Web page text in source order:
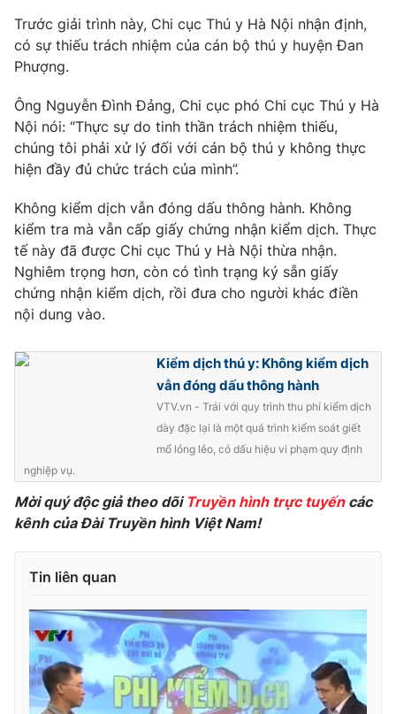
Khán giả
Giải sao mai
Sao
Du lịch
Làm đẹp
Chất lượng cuộc sống
Giáo dục
Tuyển sinh
Học trực tuyến
Công nghệ
Hitech Công nghệ tương lai
Sản phẩm
Thị trường
Tư vấn
Giao lưu trực tuyến
Lịch phát sóng
Chuyên mục khác
Emagazine Podcast
Photo Infographic
Shorts video
VTV Thể thao
VTV Sức khoẻ Bất động sản
VTV9 VTV8
Liên hệ tòa soạn English
Trước giải trình này, Chi cục Thú y Hà Nội nhận định,
có sự thiếu trách nhiệm của cán bộ thú y huyện Đan
Phượng.
Ông Nguyễn Đình Đảng, Chi cục phó Chi cục Thú y Hà
Nội nói: “Thực sự do tinh thần trách nhiệm thiếu,
chúng tôi phải xử lý đối với cán bộ thú y không thực
hiện đầy đủ chức trách của mình”.
Không kiểm dịch vẫn đóng dấu thông hành. Không
kiểm tra mà vẫn cấp giấy chứng nhận kiểm dịch. Thực
tế này đã được Chi cục Thú y Hà Nội thừa nhận.
Nghiêm trọng hơn, còn có tình trạng ký sẵn giấy
chứng nhận kiểm dịch, rồi đưa cho người khác điền
nội dung vào.
Kiểm dịch thú y: Không kiểm dịch
vẫn đóng dấu thông hành
VTV.vn - Trái với quy trình thu phí kiểm dịch
dày đặc lại là một quá trình kiểm soát giết
mổ lỏng lẻo, có dấu hiệu vi phạm quy định
nghiệp vụ.
Mời quý độc giả theo dõi Truyền hình trực tuyếncác
kênh của Đài Truyền hình Việt Nam!
Tin liên quan